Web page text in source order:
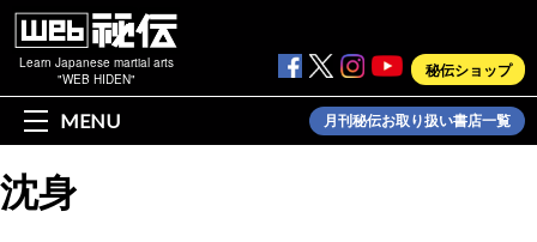
Learn Japanese martial arts
"WEB HIDEN"
秘伝ショップ
MENU 月刊秘伝お取り扱い書店一覧
沈身